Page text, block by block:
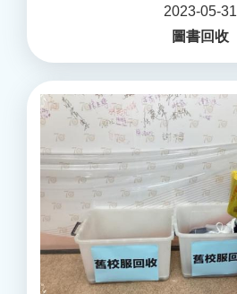
2023-05-31
圖書回收